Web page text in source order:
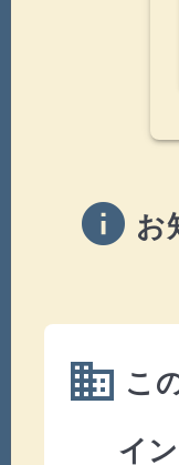
info お
domain こ
イ